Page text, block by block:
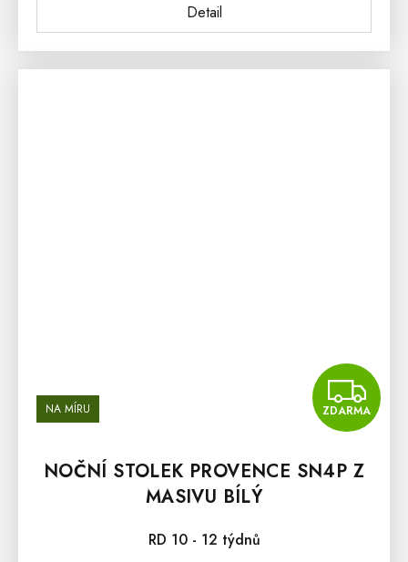
Detail
NA MÍRU ZDARMA
NOČNÍ STOLEK PROVENCE SN4P Z
MASIVU BÍLÝ
RD 10 - 12 týdnů